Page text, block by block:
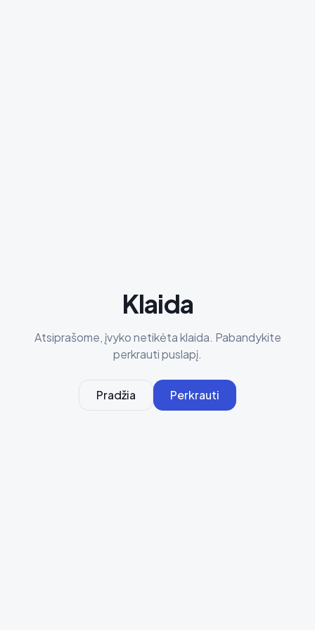
Klaida
Atsiprašome, įvyko netikėta klaida. Pabandykite
perkrauti puslapį.
Pradžia Perkrauti